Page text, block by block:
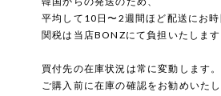
平均して10日〜2週間ほど配送にお時
関税は当店BONZにて負担いたします
買付先の在庫状況は常に変動します。
ご購入前に在庫の確認をお勧めいたし